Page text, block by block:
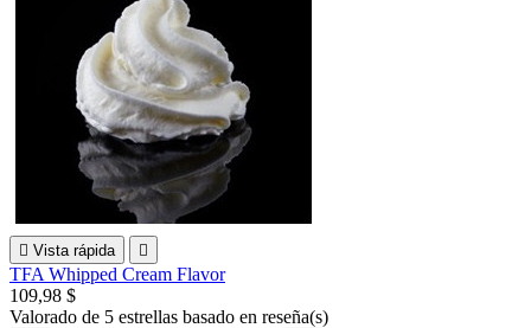
 Vista rápida 
TFA Whipped Cream Flavor
109,98 $
Valorado de 5 estrellas basado en reseña(s)